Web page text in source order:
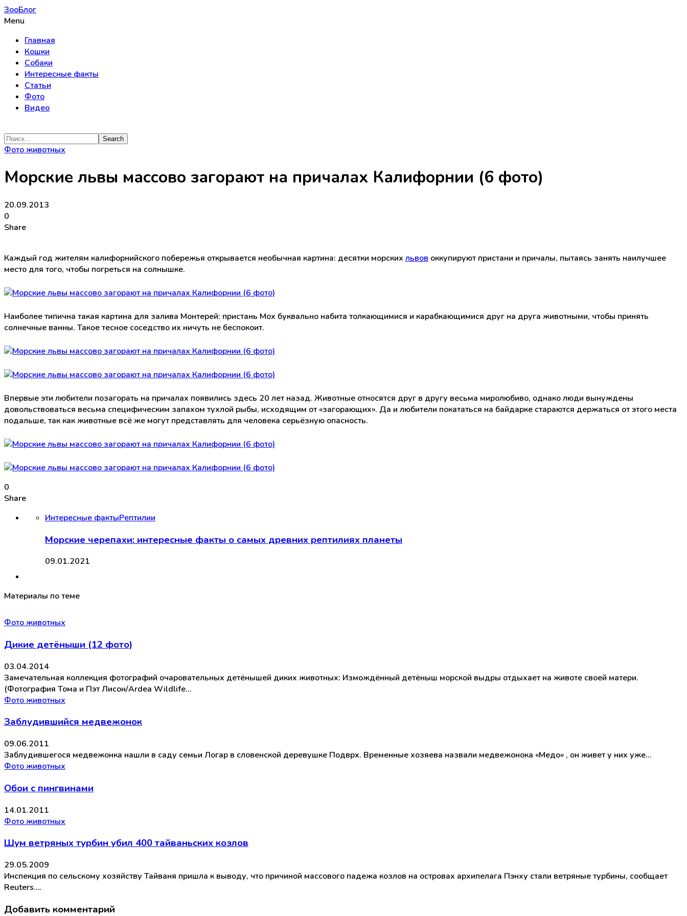
ЗооБлог
Menu
Главная
Кошки
Собаки
Интересные факты
Статьи
Фото
Видео
Фото животных
Морские львы массово загорают на причалах Калифорнии (6 фото)
20.09.2013
0
Share
Каждый год жителям калифорнийского побережья открывается необычная картина: десятки морских львов оккупируют пристани и причалы, пытаясь занять наилучшее
место для того, чтобы погреться на солнышке.
Наиболее типична такая картина для залива Монтерей: пристань Мох буквально набита толкающимися и карабкающимися друг на друга животными, чтобы принять
солнечные ванны. Такое тесное соседство их ничуть не беспокоит.
Впервые эти любители позагорать на причалах появились здесь 20 лет назад. Животные относятся друг в другу весьма миролюбиво, однако люди вынуждены
довольствоваться весьма специфическим запахом тухлой рыбы, исходящим от «загорающих». Да и любители покататься на байдарке стараются держаться от этого места
подальше, так как животные всё же могут представлять для человека серьёзную опасность.
0
Share
Интересные фактыРептилии
Морские черепахи: интересные факты о самых древних рептилиях планеты
09.01.2021
Материалы по теме
Фото животных
Дикие детёныши (12 фото)
03.04.2014
Замечательная коллекция фотографий очаровательных детёнышей диких животных: Измождённый детёныш морской выдры отдыхает на животе своей матери.
(Фотография Тома и Пэт Лисон/Ardea Wildlife…
Фото животных
Заблудившийся медвежонок
09.06.2011
Заблудившегося медвежонка нашли в саду семьи Логар в словенской деревушке Подврх. Временные хозяева назвали медвежонока «Медо» , он живет у них уже…
Фото животных
Обои с пингвинами
14.01.2011
Фото животных
Шум ветряных турбин убил 400 тайваньских козлов
29.05.2009
Инспекция по сельскому хозяйству Тайваня пришла к выводу, что причиной массового падежа козлов на островах архипелага Пэнху стали ветряные турбины, сообщает
Reuters….
Добавить комментарий